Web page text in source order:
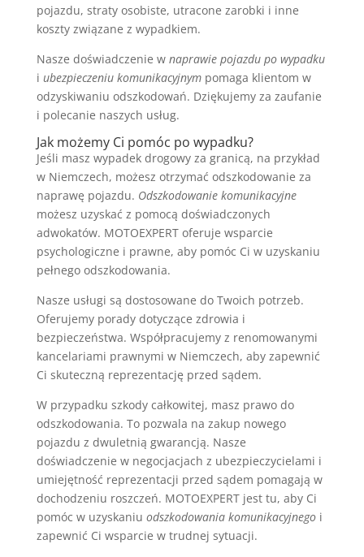
pojazdu, straty osobiste, utracone zarobki i inne
koszty związane z wypadkiem.
Nasze doświadczenie w naprawie pojazdu po wypadku
i ubezpieczeniu komunikacyjnympomaga klientom w
odzyskiwaniu odszkodowań. Dziękujemy za zaufanie
i polecanie naszych usług.
Jak możemy Ci pomóc po wypadku?
Jeśli masz wypadek drogowy za granicą, na przykład
w Niemczech, możesz otrzymać odszkodowanie za
naprawę pojazdu. Odszkodowanie komunikacyjne
możesz uzyskać z pomocą doświadczonych
adwokatów. MOTOEXPERT oferuje wsparcie
psychologiczne i prawne, aby pomóc Ci w uzyskaniu
pełnego odszkodowania.
Nasze usługi są dostosowane do Twoich potrzeb.
Oferujemy porady dotyczące zdrowia i
bezpieczeństwa. Współpracujemy z renomowanymi
kancelariami prawnymi w Niemczech, aby zapewnić
Ci skuteczną reprezentację przed sądem.
W przypadku szkody całkowitej, masz prawo do
odszkodowania. To pozwala na zakup nowego
pojazdu z dwuletnią gwarancją. Nasze
doświadczenie w negocjacjach z ubezpieczycielami i
umiejętność reprezentacji przed sądem pomagają w
dochodzeniu roszczeń. MOTOEXPERT jest tu, aby Ci
pomóc w uzyskaniu odszkodowania komunikacyjnegoi
zapewnić Ci wsparcie w trudnej sytuacji.